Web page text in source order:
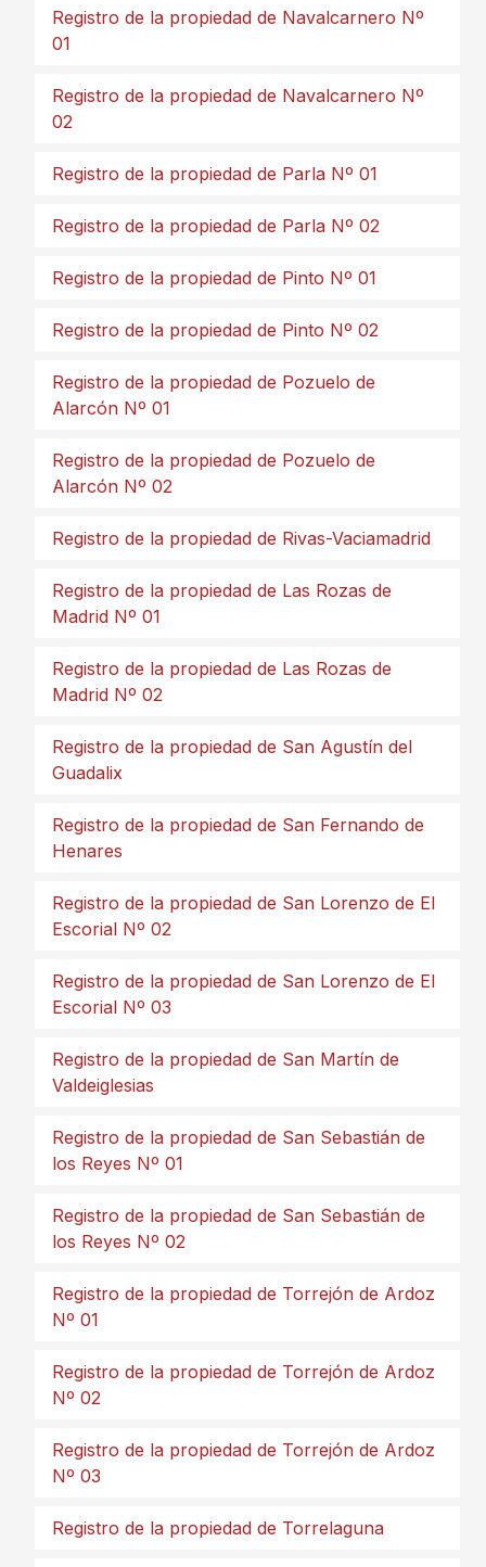
Registro de la propiedad de Navalcarnero Nº
01
Registro de la propiedad de Navalcarnero Nº
02
Registro de la propiedad de Parla Nº 01
Registro de la propiedad de Parla Nº 02
Registro de la propiedad de Pinto Nº 01
Registro de la propiedad de Pinto Nº 02
Registro de la propiedad de Pozuelo de
Alarcón Nº 01
Registro de la propiedad de Pozuelo de
Alarcón Nº 02
Registro de la propiedad de Rivas-Vaciamadrid
Registro de la propiedad de Las Rozas de
Madrid Nº 01
Registro de la propiedad de Las Rozas de
Madrid Nº 02
Registro de la propiedad de San Agustín del
Guadalix
Registro de la propiedad de San Fernando de
Henares
Registro de la propiedad de San Lorenzo de El
Escorial Nº 02
Registro de la propiedad de San Lorenzo de El
Escorial Nº 03
Registro de la propiedad de San Martín de
Valdeiglesias
Registro de la propiedad de San Sebastián de
los Reyes Nº 01
Registro de la propiedad de San Sebastián de
los Reyes Nº 02
Registro de la propiedad de Torrejón de Ardoz
Nº 01
Registro de la propiedad de Torrejón de Ardoz
Nº 02
Registro de la propiedad de Torrejón de Ardoz
Nº 03
Registro de la propiedad de Torrelaguna